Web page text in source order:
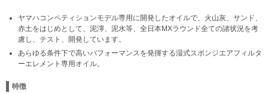
ヤマハコンペティションモデル専用に開発したオイルで、火山灰、サンド、
赤土をはじめとして、泥濘、泥水等、全日本MXラウンド全ての諸状況を考
慮し、テスト、開発しています。
あらゆる条件下で高いパフォーマンスを発揮する湿式スポンジエアフィルタ
ーエレメント専用オイル。
特徴